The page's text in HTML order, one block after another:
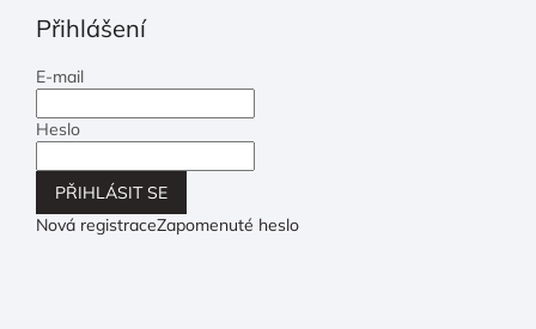
Přihlášení
E-mail
Heslo
PŘIHLÁSIT SE
Nová registraceZapomenuté heslo